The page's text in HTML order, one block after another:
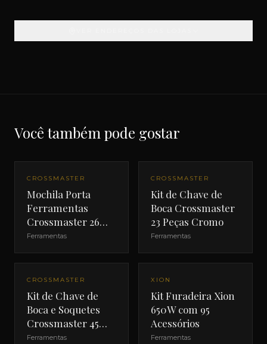
Você também pode gostar
CROSSMASTER
Mochila Porta
Ferramentas
Crossmaster 26
Litros
Ferramentas
CROSSMASTER
Kit de Chave de
Boca Crossmaster
23 Peças Cromo
Ferramentas
CROSSMASTER
Kit de Chave de
Boca e Soquetes
Crossmaster 45
Peças
Ferramentas
XION
Kit Furadeira Xion
650W com 95
Acessórios
Ferramentas